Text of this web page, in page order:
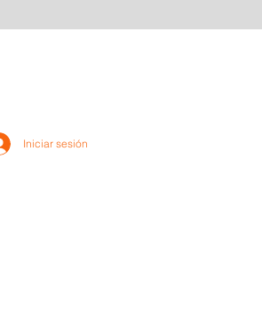
Iniciar sesión